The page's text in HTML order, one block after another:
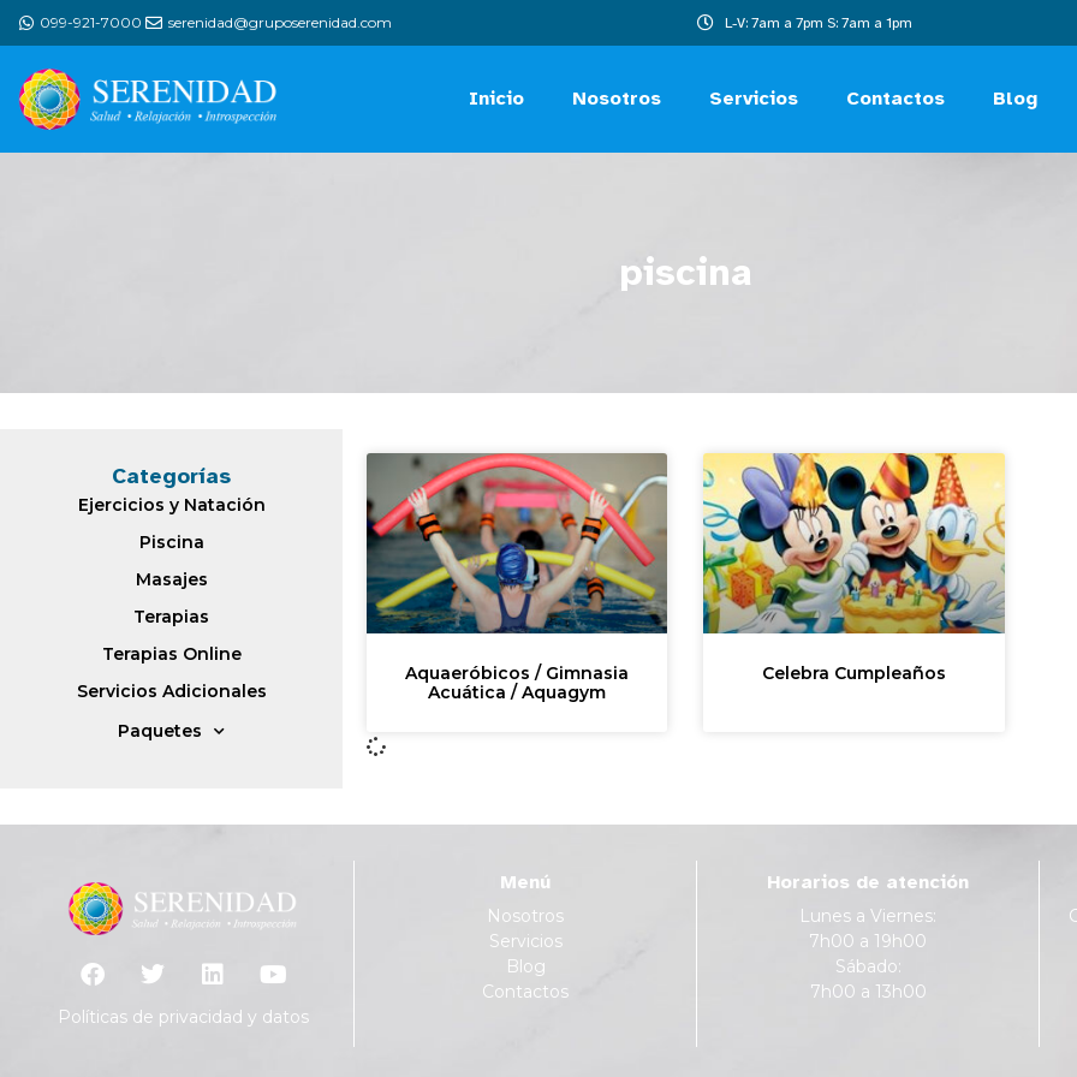
099-921-7000 serenidad@gruposerenidad.com L-V: 7am a 7pm S: 7am a 1pm
Inicio Nosotros Servicios Contactos Blog
piscina
Categorías
Ejercicios y Natación
Piscina
Masajes
Terapias
Terapias Online
Servicios Adicionales
Paquetes
Aquaeróbicos / Gimnasia
Acuática / Aquagym
Celebra Cumpleaños
Políticas de privacidad y datos
Menú
Nosotros
Servicios
Blog
Contactos
Horarios de atención
Lunes a Viernes:
7h00 a 19h00
Sábado:
7h00 a 13h00